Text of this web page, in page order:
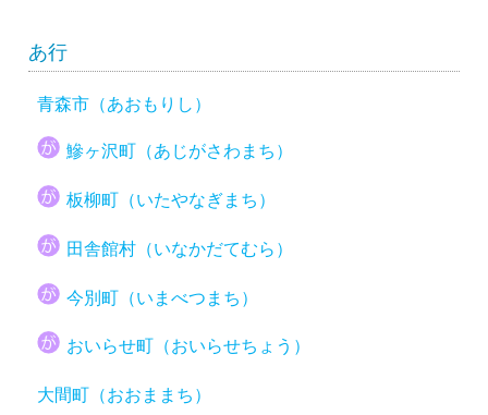
あ行
青森市（あおもりし）
鰺ヶ沢町（あじがさわまち）
板柳町（いたやなぎまち）
田舎館村（いなかだてむら）
今別町（いまべつまち）
おいらせ町（おいらせちょう）
大間町（おおままち）